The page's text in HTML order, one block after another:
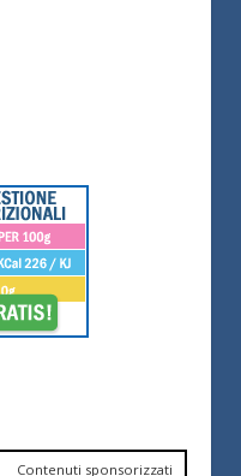
Contenuti sponsorizzati